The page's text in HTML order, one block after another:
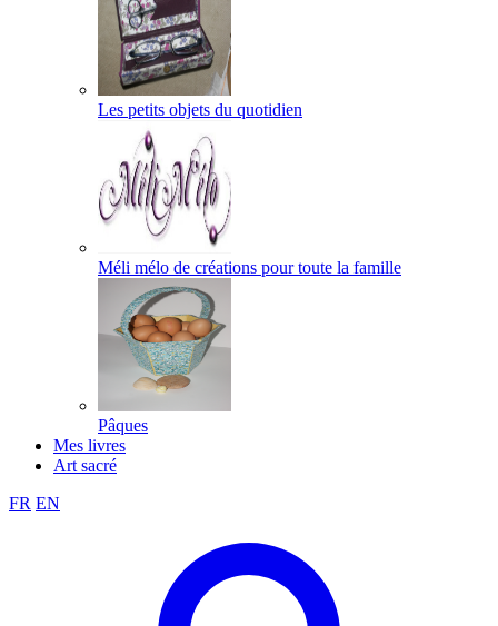
Les petits objets du quotidien
Méli mélo de créations pour toute la famille
Pâques
Mes livres
Art sacré
FR EN